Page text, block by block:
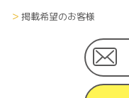
掲載希望のお客様